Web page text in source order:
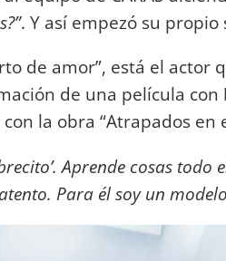
. Y así empezó su propio
de amor”, está el actor
de una película con
la obra “Atrapados en
Aprende cosas todo
Para él soy un